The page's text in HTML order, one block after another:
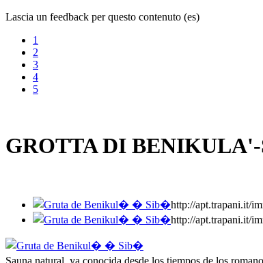
Lascia un feedback per questo contenuto (es)
1
2
3
4
5
GROTTA DI
http://apt.trapani.it/
http://apt.trapani.it/
Sauna natural, ya conocida desde los tiempos de los